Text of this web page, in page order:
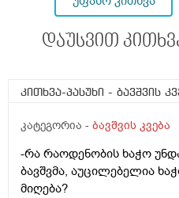
დაუსვით
კითხვა-პასუხი - ბავშვის
კატეგორია - ბავშვის კვება
-რა რაოდენობის ხაჭო
ბავშვმა, აუცილებელია
მიღება?